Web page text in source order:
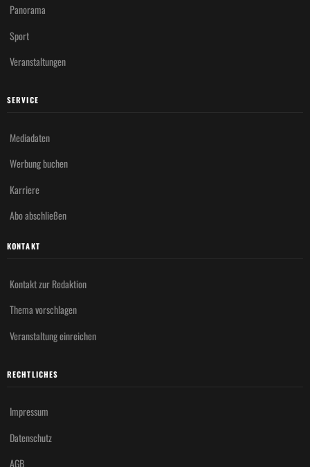
Panorama
Sport
Veranstaltungen
SERVICE
Mediadaten
Werbung buchen
Karriere
Abo abschließen
KONTAKT
Kontakt zur Redaktion
Thema vorschlagen
Veranstaltung einreichen
RECHTLICHES
Impressum
Datenschutz
AGB